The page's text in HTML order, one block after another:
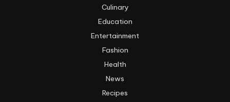
Culinary
Education
Entertainment
Fashion
Health
News
Recipes